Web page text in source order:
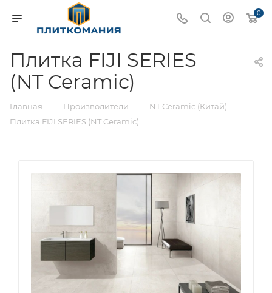
0
Плитка FIJI SERIES
(NT Ceramic)
Главная — Производители — NT Ceramic (Китай) —
Плитка FIJI SERIES (NT Ceramic)